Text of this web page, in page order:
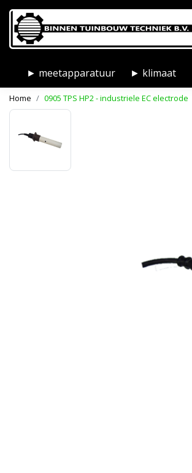
► meetapparatuur ► klimaat
Home 0905 TPS HP2 - industriele EC electrode